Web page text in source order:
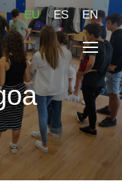
EU ES EN